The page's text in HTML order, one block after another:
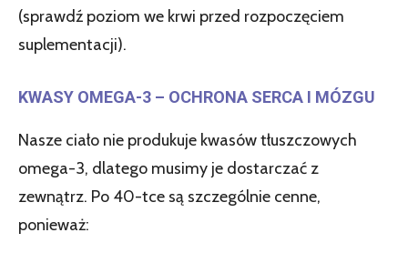
(sprawdź poziom we krwi przed rozpoczęciem
suplementacji).
KWASY OMEGA-3 – OCHRONA SERCA I MÓZGU
Nasze ciało nie produkuje kwasów tłuszczowych
omega-3, dlatego musimy je dostarczać z
zewnątrz. Po 40-tce są szczególnie cenne,
ponieważ: